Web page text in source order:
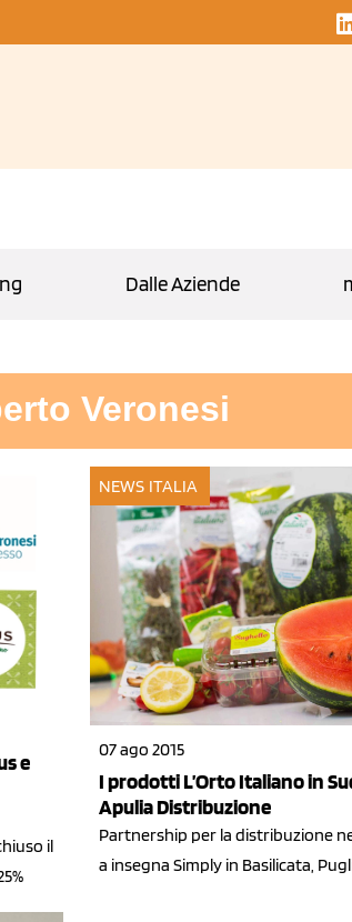
Dalle Aziende
Veronesi
e
il
NEWS ITALIA
07 ago 2015
I prodotti L’Orto Italiano in
Apulia Distribuzione
Partnership per la distribuzione
a insegna Simply in Basilicata,